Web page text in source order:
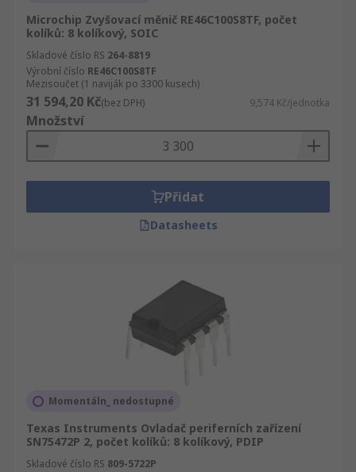
Microchip Zvyšovací měnič RE46C100S8TF, počet
kolíků: 8 kolíkový, SOIC
Skladové číslo RS 264-8819
Výrobní číslo RE46C100S8TF
Mezisoučet (1 naviják po 3300 kusech)
31 594,20 Kč(bez DPH) 9,574 Kč/jednotka
Množství
Přidat
Datasheets
Momentáln_ nedostupné
Texas Instruments Ovladač periferních zařízení
SN75472P 2, počet kolíků: 8 kolíkový, PDIP
Skladové číslo RS 809-5722P